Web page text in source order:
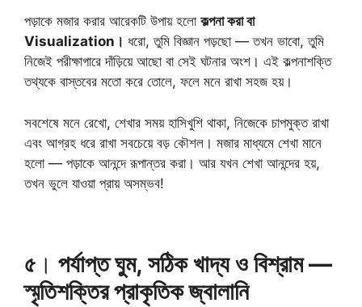
পড়াকে মজার করার আরেকটি উপায় হলো কল্পনা করা বা
Visualization। ধরো, তুমি বিজ্ঞান পড়ছো — তখন ভাবো, তুমি
নিজেই পরীক্ষাগারে দাঁড়িয়ে আছো বা সেই ঘটনার অংশ। এই কল্পনাশক্তি
তথ্যকে বাস্তবের মতো করে তোলে, ফলে মনে রাখা সহজ হয়।
সবশেষে মনে রেখো, শেখার সময় হাসিখুশি থাকা, নিজেকে চাপমুক্ত রাখা
এবং আগ্রহ ধরে রাখা সবচেয়ে বড় কৌশল। মজার মাধ্যমে শেখা মানে
হলো — পড়াকে আনন্দে রূপান্তর করা। আর যখন শেখা আনন্দের হয়,
তখন ভুলে যাওয়া প্রায় অসম্ভব!
৫ । পর্যাপ্ত ঘুম, সঠিক খাদ্য ও বিশ্রাম —
স্মৃতিশক্তির প্রাকৃতিক জ্বালানি